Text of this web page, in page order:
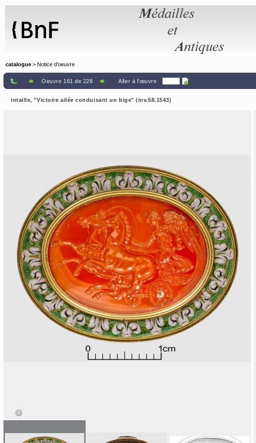
catalogue > Notice d'oeuvre
Oeuvre 161 de 228 Aller à l'œuvre
intaille, "Victoire ailée conduisant un bige" (inv.58.1543)